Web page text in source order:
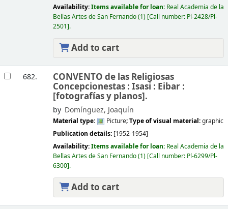
Availability:Items available for loan: Real Academia de la
Bellas Artes de San Fernando(1) Call number: Pl-2428/Pl-
2501 .
Add to cart
682. CONVENTO de las Religiosas
Concepcionestas : Isasi : Eibar :
[fotografías y planos].
by Domínguez, Joaquín
Material type: Picture; Type of visual material:graphic
Publication details: [1952-1954]
Availability:Items available for loan: Real Academia de la
Bellas Artes de San Fernando(1) Call number: Pl-6299/Pl-
6300 .
Add to cart